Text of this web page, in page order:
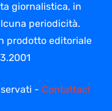
giornalistica, in
periodicità.
prodotto editoriale
- Contattaci